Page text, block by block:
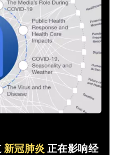
新冠肺炎 正在影响经